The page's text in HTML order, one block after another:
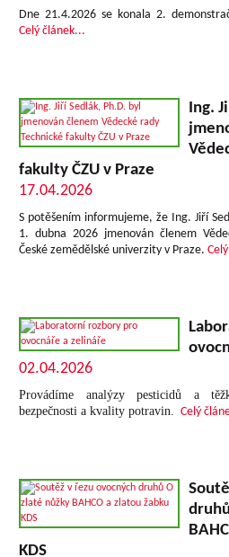
Dne 21.4.2026 se konala 2.
Celý článek...
Ing.
fakulty ČZU v Praze
17.04.2026
S potěšením informujeme, že Ing. Jiří
1. dubna 2026 jmenován členem
České zemědělské univerzity v Praze.
02.04.2026
Provádíme analýzy pesticidů a
bezpečnosti a kvality potravin. Celý
KDS